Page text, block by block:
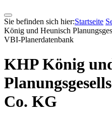
Sie befinden sich hier:Startseite
König und Heunisch
VBI-Pla­ner­daten­bank
KHP König
Co. KG